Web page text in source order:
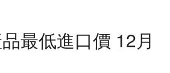
最低進口價 12月